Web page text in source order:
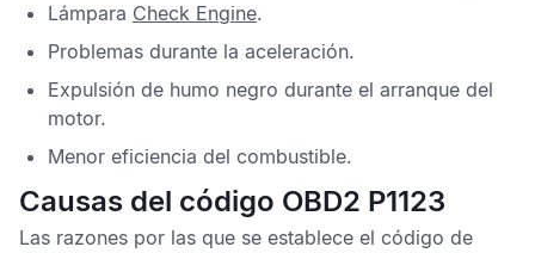
Lámpara Check Engine.
Problemas durante la aceleración.
Expulsión de humo negro durante el arranque del
motor.
Menor eficiencia del combustible.
Causas del código OBD2 P1123
Las razones por las que se establece el código de